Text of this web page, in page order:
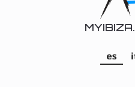
MYIBIZA.